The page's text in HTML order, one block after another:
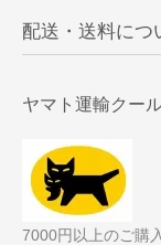
配送・送料につ
ヤマト運輸クー
7000円以上のご購